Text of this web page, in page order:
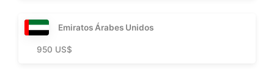
Emiratos Árabes Unidos
950 US$